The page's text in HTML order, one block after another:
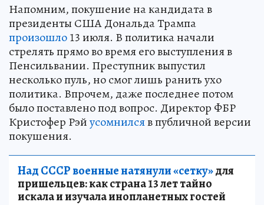
Напомним, покушение на кандидата в
президенты США Дональда Трампа
произошло13 июля. В политика начали
стрелять прямо во время его выступления в
Пенсильвании. Преступник выпустил
несколько пуль, но смог лишь ранить ухо
политика. Впрочем, даже последнее потом
было поставлено под вопрос. Директор ФБР
Кристофер Рэйусомнилсяв публичной версии
покушения.
Над СССР военные натянули «сетку»для
пришельцев: как страна 13 лет тайно
искала и изучала инопланетных гостей